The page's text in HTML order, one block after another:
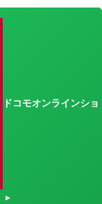
ドコモオンラインショ